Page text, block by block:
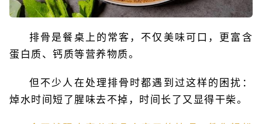
排骨是餐桌上的常客，不仅美味可口，更富含
蛋白质、钙质等营养物质。
但不少人在处理排骨时都遇到过这样的困扰：
焯水时间短了腥味去不掉，时间长了又显得干柴。